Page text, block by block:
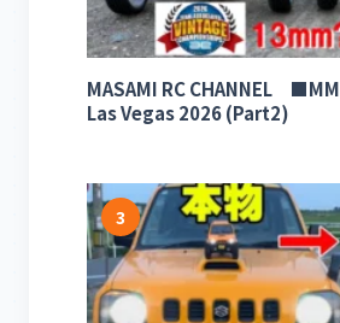
MASAMI RC CHANNEL
Las Vegas 2026 (Part2)
3